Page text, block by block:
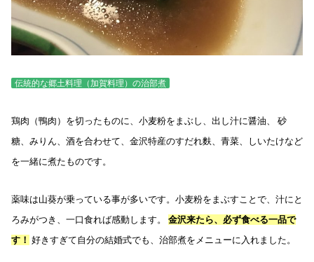
伝統的な郷土料理（加賀料理）の治部煮
鶏肉（鴨肉）を切ったものに、小麦粉をまぶし、出し汁に醤油、 砂
糖、みりん、酒を合わせて、金沢特産のすだれ麩、青菜、しいたけなど
を一緒に煮たものです。
薬味は山葵が乗っている事が多いです。小麦粉をまぶすことで、汁にと
ろみがつき、一口食れば感動します。 金沢来たら、必ず食べる一品で
す！ 好きすぎて自分の結婚式でも、治部煮をメニューに入れました。